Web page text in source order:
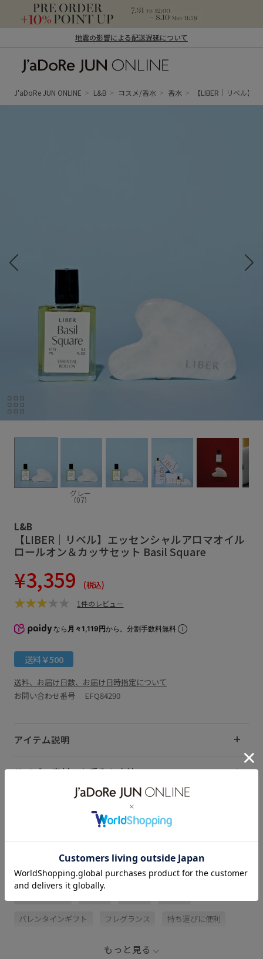
地震の影響による配送遅延について
ン オンライン）
J'aDoRe JUN ONLINE L&B コスメ/香水 香水 【LIBER｜リベル】
グレー
(07)
L&B
【LIBER｜リベル】エッセンシャルアロマオイル
ロールオン＆カッサセット Basil Square
¥3,359 (税込)
1件のレビュー
なら 月々1,119円から。分割手数料無料
送料￥500
送料、お届け日数、お届け日時指定について
お問い合わせ番号 EFQ84290
アイテム説明
サイズ・素材・お手入れ方法
バレンタインギフト フレグランス 持ち運びに便利
もっと見る